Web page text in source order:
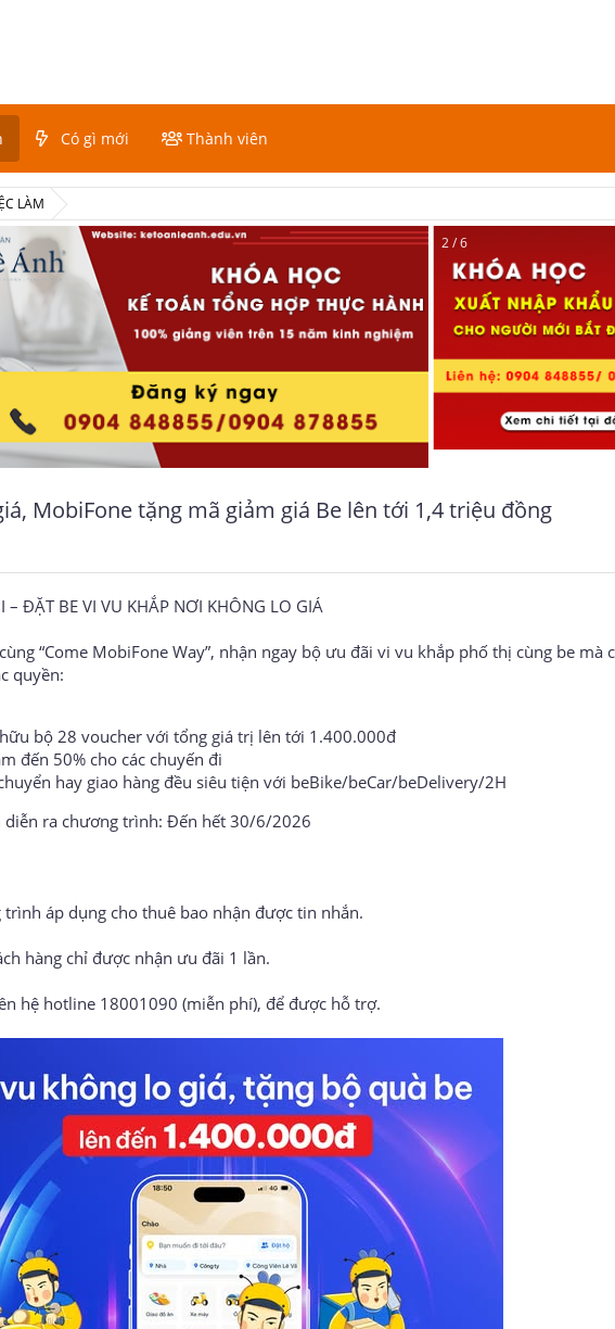
Có gì mới Thành viên
LÀM
2 / 6
MobiFone tặng mã giảm giá Be lên tới 1,4 triệu đồng
– ĐẶT BE VI VU KHẮP NƠI KHÔNG LO GIÁ
“Come MobiFone Way”, nhận ngay bộ ưu đãi vi vu khắp phố thị cùng be mà
quyền:
bộ 28 voucher với tổng giá trị lên tới 1.400.000đ
đến 50% cho các chuyến đi
hay giao hàng đều siêu tiện với beBike/beCar/beDelivery/2H
diễn ra chương trình: Đến hết 30/6/2026
trình áp dụng cho thuê bao nhận được tin nhắn.
hàng chỉ được nhận ưu đãi 1 lần.
hệ hotline 18001090 (miễn phí), để được hỗ trợ.